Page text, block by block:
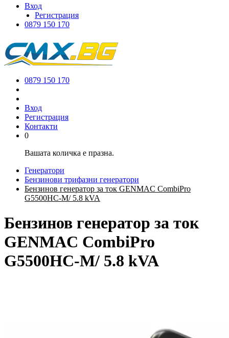
Вход
Регистрация
0879 150 170
0879 150 170
Вход
Регистрация
Контакти
0
Вашата количка е празна.
Генератори
Бензинови трифазни генератори
Бензинов генератор за ток GENMAC CombiPro
G5500HC-M/ 5.8 kVA
Бензинов генератор за ток
GENMAC CombiPro
G5500HC-M/ 5.8 kVA